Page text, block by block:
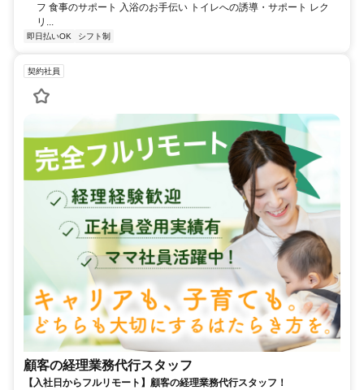
フ 食事のサポート 入浴のお手伝い トイレへの誘導・サポート レク
リ...
即日払いOK シフト制
契約社員
顧客の経理業務代行スタッフ
【入社日からフルリモート】顧客の経理業務代行スタッフ！